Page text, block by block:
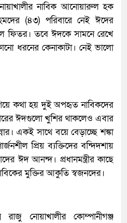
নাবিক আনোয়ারুল হক
(৪৩) পরিবারে নেই ঈদের
ফিতর। তবে ঈদকে সামনে রেখে
ধরনের কেনাকাটা। নেই ভালো
কথা হয় দুই অপহৃত নাবিকদের
ঈদগুলো খুশির থাকলেও এবার
একই সাথে বয়ে বেড়াচ্ছে শঙ্কা
প্রিয় ব্যক্তিদের বন্দিদশায়
ঈদ আনন্দ। প্রধানমন্ত্রীর কাছে
মুক্তির আকুতি স্বজনদের।
নোয়াখালীর কোম্পানীগঞ্জ